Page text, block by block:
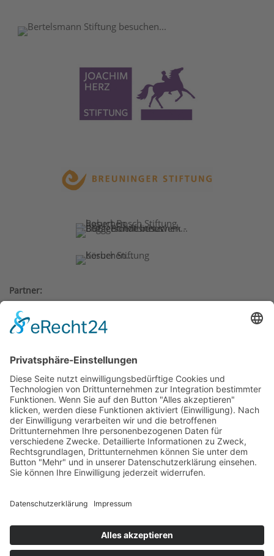
Partner:
Weitere Gründungsmitglieder: BMW
Foundation, Generali Deutschland AG,
Herbert Quandt-Stiftung.
COOKIE-EINSTELLUNGEN